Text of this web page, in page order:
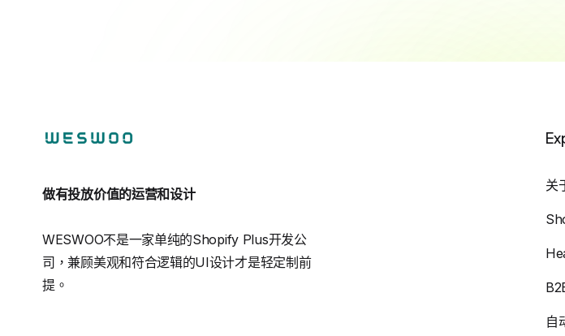
做有投放价值的运营和设计
WESWOO不是一家单纯的Shopify Plus开发公
司，兼顾美观和符合逻辑的UI设计才是轻定制前
提。
关
自